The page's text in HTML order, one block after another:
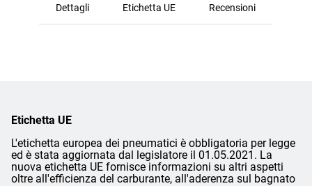
Dettagli Etichetta UE Recensioni
Etichetta UE
L'etichetta europea dei pneumatici è obbligatoria per legge
ed è stata aggiornata dal legislatore il 01.05.2021. La
nuova etichetta UE fornisce informazioni su altri aspetti
oltre all'efficienza del carburante, all'aderenza sul bagnato